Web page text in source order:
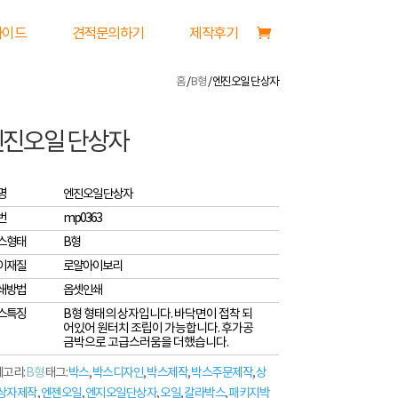
드 견적문의하기 제작후기
홈/B형/ 엔진오일 단상자
오일 단상자
엔진오일 단상자
mp0363
형태
B형
재질
로얄아이보리
방법
옵셋인쇄
특징
B형 형태의 상자입니다. 바닥면이 접착 되
어있어 원터치 조립이 가능합니다. 후가공
금박으로 고급스러움을 더했습니다.
리: B형태그:박스,박스디자인,박스제작,박스주문제작,상
자제작,엔젠오일,엔지오일단상자,오일,칼라박스,패키지박